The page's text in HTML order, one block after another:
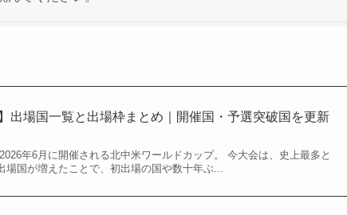
出場国一覧と出場枠まとめ｜開催国・予選突破国を更新
年6月に開催される北中米ワールドカップ。 今大会は、史上最多と
場国が増えたことで、初出場の国や数十年ぶ...